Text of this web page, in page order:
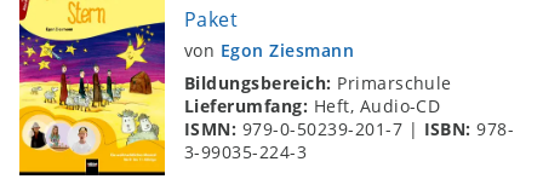
Paket
von Egon Ziesmann
Bildungsbereich: Primarschule
Lieferumfang: Heft, Audio-CD
ISMN: 979-0-50239-201-7 | ISBN:978-
3-99035-224-3